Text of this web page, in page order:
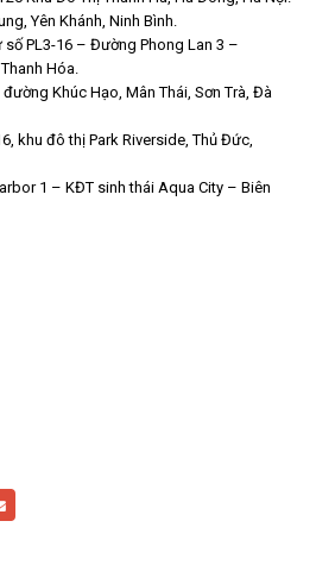
Yên Khánh, Ninh Bình.
số PL3-16 – Đường Phong Lan 3 –
Hóa.
đường Khúc Hạo, Mân Thái, Sơn Trà, Đà
khu đô thị Park Riverside, Thủ Đức,
1 – KĐT sinh thái Aqua City – Biên